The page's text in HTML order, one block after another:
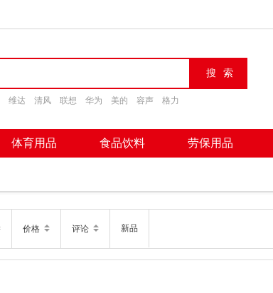
维达 清风 联想 华为 美的 容声 格力
体育用品 食品饮料 劳保用品
价格 评论 新品